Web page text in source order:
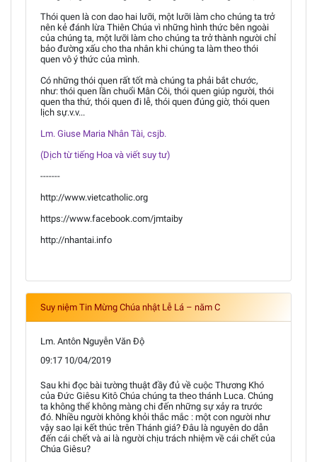
Thói quen là con dao hai lưỡi, một lưỡi làm cho chúng ta trở
nên kẻ đánh lừa Thiên Chúa vì những hình thức bên ngoài
của chúng ta, một lưỡi làm cho chúng ta trở thành người chỉ
bảo đường xấu cho tha nhân khi chúng ta làm theo thói
quen vô ý thức của mình.
Có những thói quen rất tốt mà chúng ta phải bắt chước,
như: thói quen lần chuổi Mân Côi, thói quen giúp người, thói
quen tha thứ, thói quen đi lễ, thói quen đúng giờ, thói quen
lịch sự.v.v...
Lm. Giuse Maria Nhân Tài, csjb.
(Dịch từ tiếng Hoa và viết suy tư)
-------
http://www.vietcatholic.org
https://www.facebook.com/jmtaiby
http://nhantai.info
Suy niệm Tin Mừng Chúa nhật Lễ Lá – năm C
Lm. Antôn Nguyễn Văn Độ
09:17 10/04/2019
Sau khi đọc bài tường thuật đầy đủ về cuộc Thương Khó
của Đức Giêsu Kitô Chúa chúng ta theo thánh Luca. Chúng
ta không thể không màng chi đến những sự xảy ra trước
đó. Nhiều người không khỏi thắc mắc : một con người như
vậy sao lại kết thúc trên Thánh giá? Đâu là nguyên do dẫn
đến cái chết và ai là người chịu trách nhiệm về cái chết của
Chúa Giêsu?